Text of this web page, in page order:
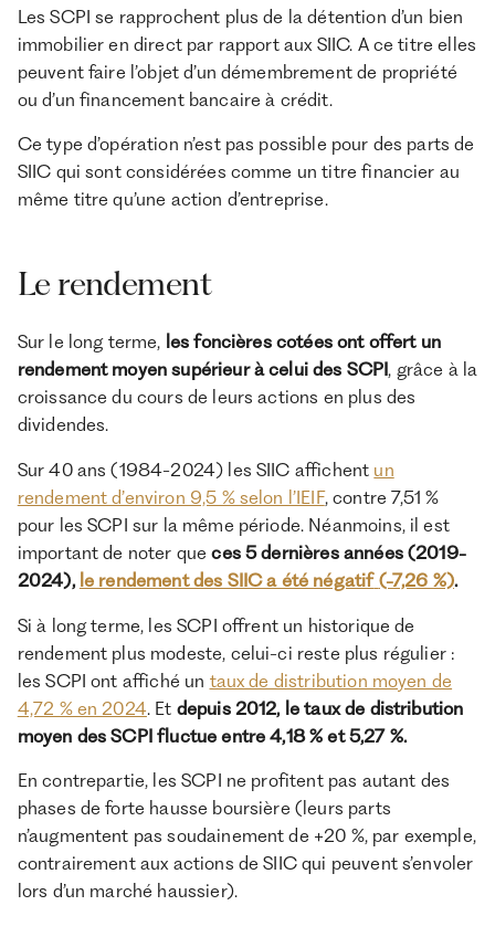
Les SCPI se rapprochent plus de la détention d’un bien
immobilier en direct par rapport aux SIIC. A ce titre elles
peuvent faire l’objet d’un démembrement de propriété
ou d’un financement bancaire à crédit.
Ce type d’opération n’est pas possible pour des parts de
SIIC qui sont considérées comme un titre financier au
même titre qu’une action d’entreprise.
Le rendement
Sur le long terme, les foncières cotées ont offert un
rendement moyen supérieur à celui des SCPI, grâce à la
croissance du cours de leurs actions en plus des
dividendes.
Sur 40 ans (1984-2024) les SIIC affichent un
rendement d’environ 9,5 % selon l’IEIF, contre 7,51 %
pour les SCPI sur la même période. Néanmoins, il est
important de noter queces 5 dernières années (2019-
2024), le rendement des SIIC a été négatif (-7,26 %).
Si à long terme, les SCPI offrent un historique de
rendement plus modeste, celui-ci reste plus régulier :
les SCPI ont affiché un taux de distribution moyen de
4,72 % en 2024. Et depuis 2012, le taux de distribution
moyen des SCPI fluctue entre 4,18 % et 5,27 %.
En contrepartie, les SCPI ne profitent pas autant des
phases de forte hausse boursière (leurs parts
n’augmentent pas soudainement de +20 %, par exemple,
contrairement aux actions de SIIC qui peuvent s’envoler
lors d’un marché haussier).